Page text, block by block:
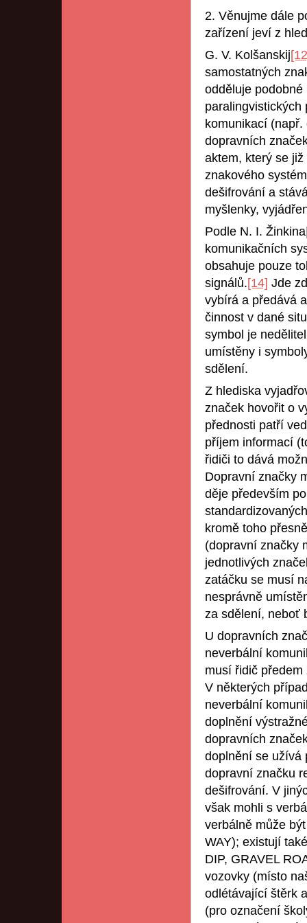
2. Věnujme dále
zařízení jeví z
G. V. Kolšanskij
samostatných
odděluje
paralingvistických
komunikací
dopravních
aktem, který se
znakového
dešifrování a
myšlenky,
Podle N. I. Žinkina
komunikačních
obsahuje pouze
signálů.[14] Jde
vybírá a předává
činnost v dané
symbol je
umístěny i
sdělení.
Z hlediska
značek hovořit o
přednosti patří
příjem informací
řidiči to dává
Dopravní značky
děje především
kromě toho
(dopravní značky
jednotlivých
zatáčku se musí
nesprávně
za sdělení, neboť
U dopravních
neverbální
musí řidič
V některých
neverbální
doplnění
dopravních
doplnění se užívá
dopravní značku
dešifrování. V
však mohli s
verbálně může
WAY); existují
DIP, GRAVEL
vozovky (místo
odlétávající štěrk
(pro označení